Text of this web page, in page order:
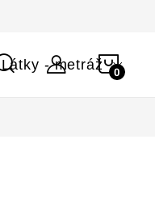
Látky - metráž